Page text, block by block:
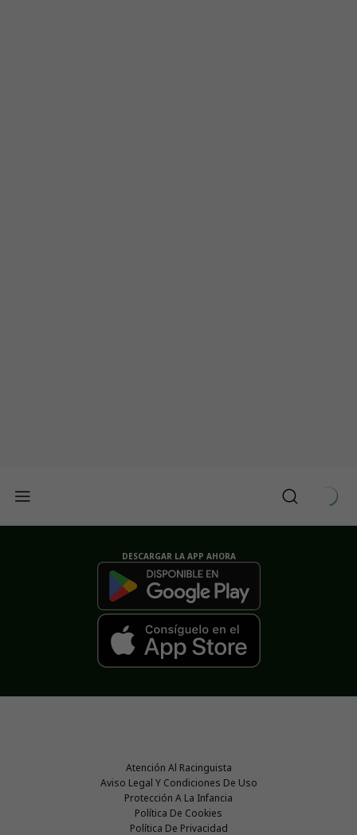
DESCARGAR LA APP AHORA
Atención Al Racinguista
Aviso Legal Y Condiciones De Uso
Protección A La Infancia
Política De Cookies
Política De Privacidad